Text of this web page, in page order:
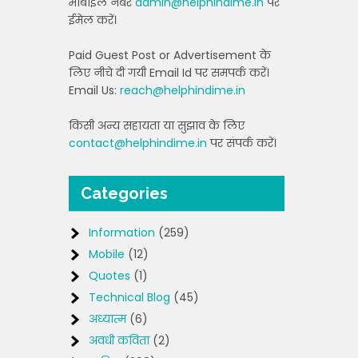
ईमेल करें।
Paid Guest Post or Advertisement के
लिए नीचे दी गयी Email Id पर समपर्क करें।
Email Us: reach@helphindime.in
किसी अन्य सहायता या सुझाव के लिए
contact@helphindime.in पर संपर्क करें।
Categories
Information (259)
Mobile (12)
Quotes (1)
Technical Blog (45)
अध्यात्म(6)
अवधी कविता(2)